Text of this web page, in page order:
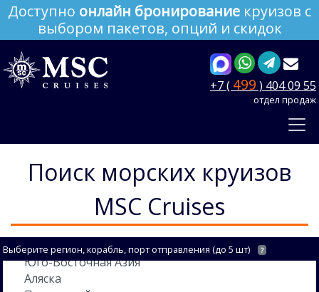
Доступно онлайн бронирование круизов с
выбором пакетов, опций и скидок
+7 ( 499 ) 404 09 55
отдел продаж
Поиск морских круизов
MSC Cruises
Выберите регион, корабль, порт отправления (до 5 шт) ?